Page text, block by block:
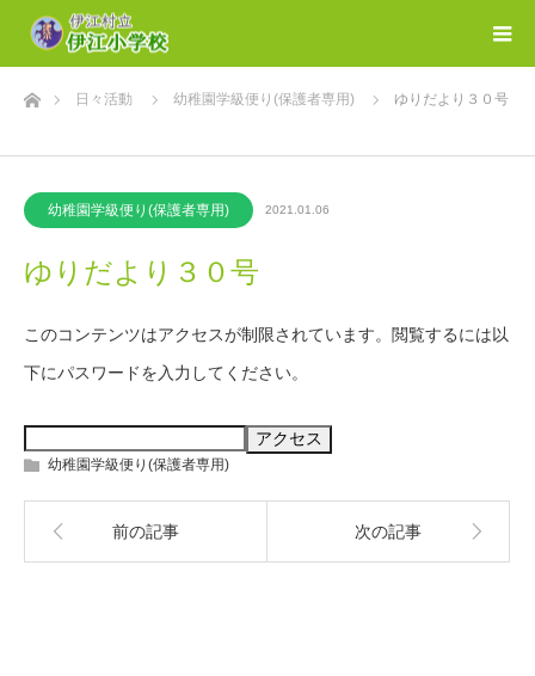
ホーム日々活動 幼稚園学級便り(保護者専用) ゆりだより３０号
幼稚園学級便り(保護者専用) 2021.01.06
ゆりだより３０号
このコンテンツはアクセスが制限されています。閲覧するには以
下にパスワードを入力してください。
幼稚園学級便り(保護者専用)
前の記事 次の記事